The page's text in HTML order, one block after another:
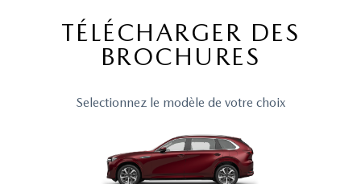
TÉLÉCHARGER DES
BROCHURES
Selectionnez le modèle de votre choix